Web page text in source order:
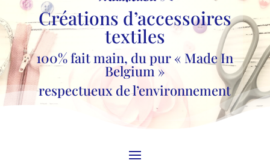
Créations d’accessoires
textiles
100% fait main, du pur « Made In
Belgium »
respectueux de l’environnement